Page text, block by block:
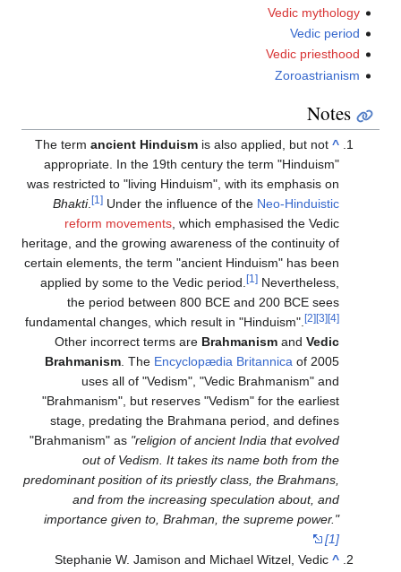
Vedic mythology
Vedic period
Vedic priesthood
Zoroastrianism
Notes
^
The termancient Hinduism is also applied, but not
appropriate. In the 19th century the term "Hinduism"
was restricted to "living Hinduism", with its emphasis on
Bhakti. [1] Under the influence of the Neo-Hinduistic
reform movements , which emphasised the Vedic
heritage, and the growing awareness of the continuity of
certain elements, the term "ancient Hinduism" has been
applied by some to the Vedic period.
[1] Nevertheless,
the period between 800 BCE and 200 BCE sees
fundamental changes, which result in "Hinduism".
[2] [3] [4]
Other incorrect terms are Brahmanism andVedic
Brahmanism . The Encyclopædia Britannica of 2005
uses all of "Vedism", "Vedic Brahmanism" and
"Brahmanism", but reserves "Vedism" for the earliest
stage, predating the Brahmana period, and defines
"Brahmanism" as "religion of ancient India that evolved
out of Vedism. It takes its name both from the
predominant position of its priestly class, the Brahmans,
and from the increasing speculation about, and
importance given to, Brahman, the supreme power."
[1]
^
Stephanie W. Jamison and Michael Witzel, Vedic